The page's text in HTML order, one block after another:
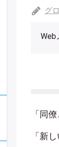
グ
Web
「同
「新